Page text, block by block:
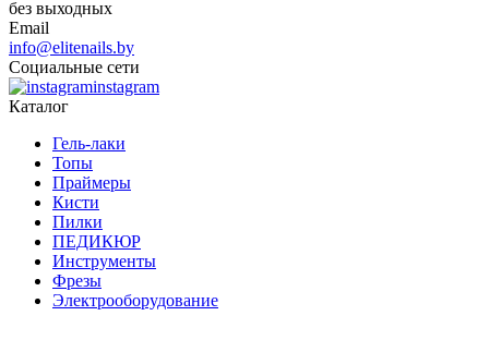
без выходных
Email
info@elitenails.by
Социальные сети
instagram
Каталог
Гель-лаки
Топы
Праймеры
Кисти
Пилки
ПЕДИКЮР
Инструменты
Фрезы
Электрооборудование